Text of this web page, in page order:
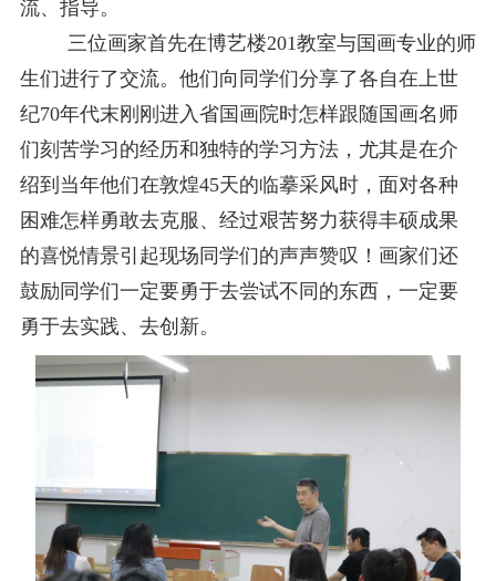
流、指导。
三位画家首先在博艺楼201教室与国画专业的师
生们进行了交流。他们向同学们分享了各自在上世
纪70年代末刚刚进入省国画院时怎样跟随国画名师
们刻苦学习的经历和独特的学习方法，尤其是在介
绍到当年他们在敦煌45天的临摹采风时，面对各种
困难怎样勇敢去克服、经过艰苦努力获得丰硕成果
的喜悦情景引起现场同学们的声声赞叹！画家们还
鼓励同学们一定要勇于去尝试不同的东西，一定要
勇于去实践、去创新。